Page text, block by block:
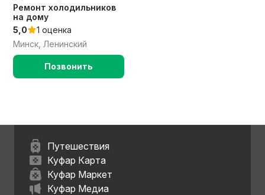
Ремонт холодильников
на дому
5,0
1 оценка
Минск, Ленинский
Позвонить
Путешествия
Куфар Карта
Куфар Маркет
Куфар Медиа